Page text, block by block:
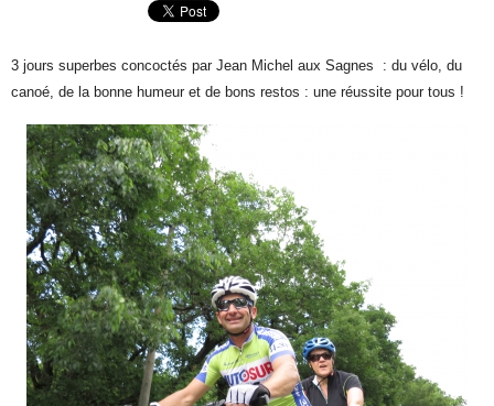
3 jours superbes concoctés par Jean Michel aux Sagnes : du vélo, du
canoé, de la bonne humeur et de bons restos : une réussite pour tous !